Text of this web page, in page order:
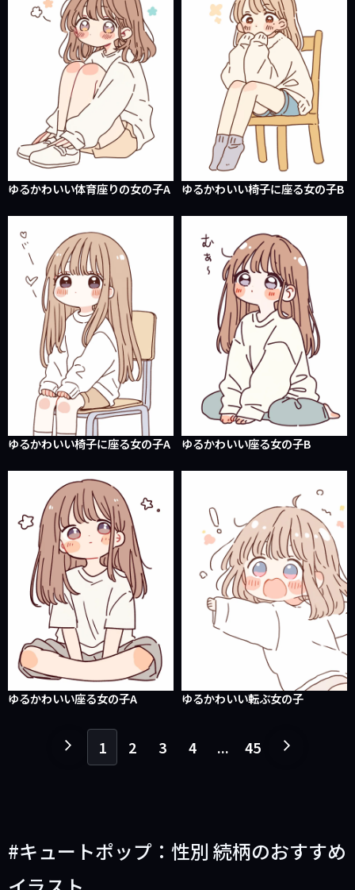
ゆるかわいい体育座りの女の子A ゆるかわいい椅子に座る女の子B
ゆるかわいい椅子に座る女の子A ゆるかわいい座る女の子B
ゆるかわいい座る女の子A ゆるかわいい転ぶ女の子
る
1 2 3 4 ... 45
む
キュートポップ：性別 続柄のおすすめ